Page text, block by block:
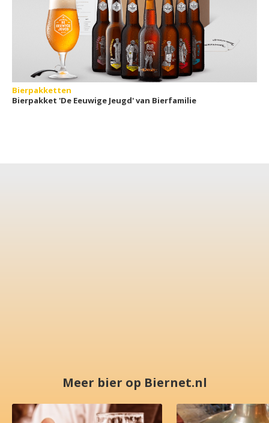
Bierpakketten
Bierpakket 'De Eeuwige Jeugd' van Bierfamilie
Meer bier op Biernet.nl